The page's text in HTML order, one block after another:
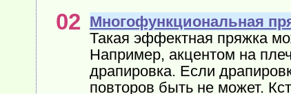
Многофункциональная
Такая эффектная пряжка
Например, акцентом на
драпировка. Если
повторов быть не может.